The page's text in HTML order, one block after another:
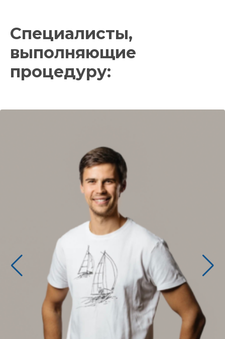
Специалисты,
выполняющие
процедуру: